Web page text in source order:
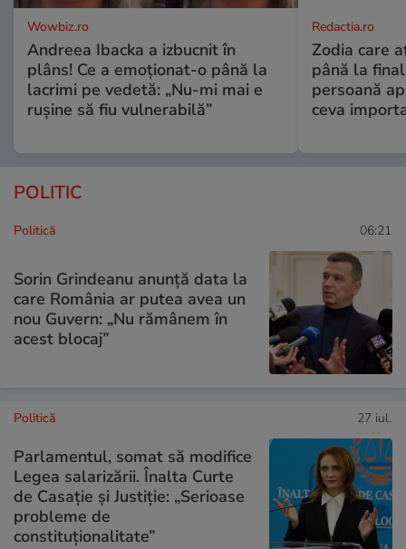
Wowbiz.ro
Andreea Ibacka a izbucnit în
plâns! Ce a emoționat-o până la
lacrimi pe vedetă: „Nu-mi mai e
rușine să fiu vulnerabilă”
Redactia.ro
Zodia care
până la
persoană
ceva
POLITIC
Politică 06:21
Sorin Grindeanu anunță data la
care România ar putea avea un
nou Guvern: „Nu rămânem în
acest blocaj”
Politică 27 iul.
Parlamentul, somat să modifice
Legea salarizării. Înalta Curte
de Casație și Justiție: „Serioase
probleme de
constituționalitate”